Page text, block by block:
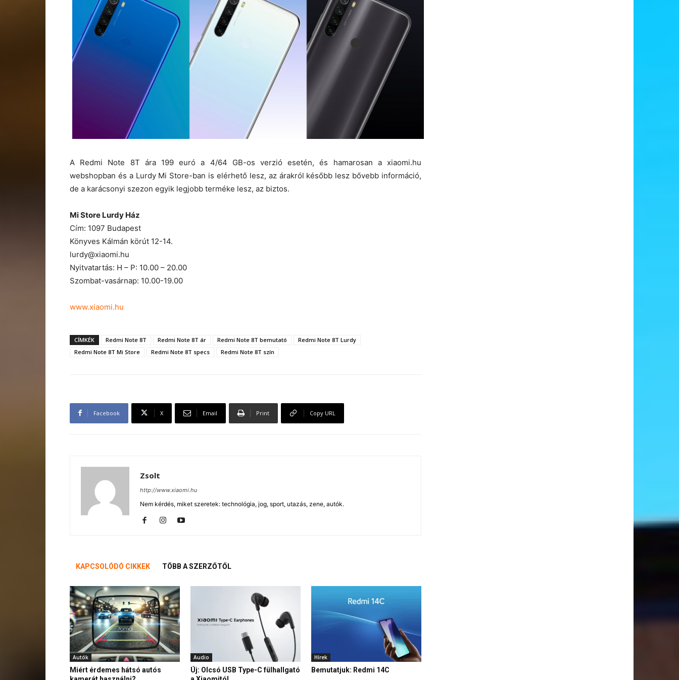
A Redmi Note 8T ára 199 euró a 4/64 GB-os verzió esetén, és hamarosan a xiaomi.hu
webshopban és a Lurdy Mi Store-ban is elérhető lesz, az árakról később lesz bővebb információ,
de a karácsonyi szezon egyik legjobb terméke lesz, az biztos.
Mi Store Lurdy Ház
Cím: 1097 Budapest
Könyves Kálmán körút 12-14.
lurdy@xiaomi.hu
Nyitvatartás: H – P: 10.00 – 20.00
Szombat-vasárnap: 10.00-19.00
www.xiaomi.hu
CÍMKÉK Redmi Note 8T Redmi Note 8T ár Redmi Note 8T bemutató
Redmi Note 8T Lurdy
Redmi Note 8T Mi Store
Redmi Note 8T specs Redmi Note 8T szín
Facebook X Email Print Copy URL
Zsolt
http://www.xiaomi.hu
Nem kérdés, miket szeretek: technológia, jog, sport, utazás, zene, autók.
KAPCSOLÓDÓ CIKKEK TÖBB A SZERZŐTŐL
Autók
Miért érdemes hátsó autós
Audio
Új: Olcsó USB Type-C fülhallgató
Hírek
Bemutatjuk: Redmi 14C